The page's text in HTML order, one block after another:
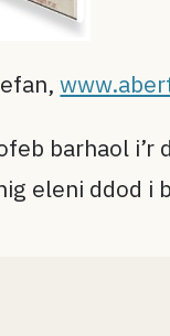
barhaol
eleni ddod i